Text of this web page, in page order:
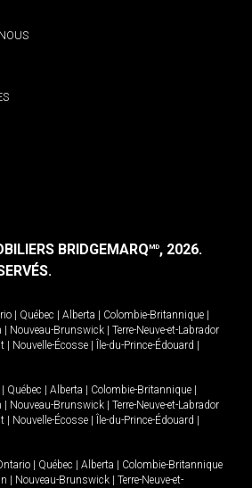
BRIDGEMARQMD, 2026.
Québec Alberta Colombie-Britannique
Nouveau-Brunswick
Terre-Neuve-et-Labrador
Nouvelle-Écosse Île-du-Prince-Édouard
Québec Alberta Colombie-Britannique
Nouveau-Brunswick
Terre-Neuve-et-Labrador
Nouvelle-Écosse Île-du-Prince-Édouard
Québec Alberta
Colombie-Britannique
Nouveau-Brunswick
Terre-Neuve-et-